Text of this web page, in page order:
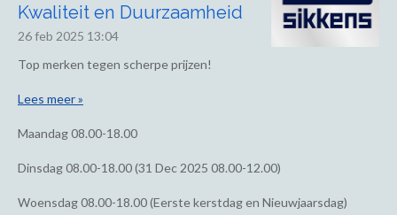
Kwaliteit en Duurzaamheid
26 feb 2025 13:04
Top merken tegen scherpe prijzen!
Lees meer »
Maandag08.00-18.00
Dinsdag08.00-18.00 (31 Dec 2025 08.00-12.00)
Woensdag08.00-18.00 (Eerste kerstdag en Nieuwjaarsdag)